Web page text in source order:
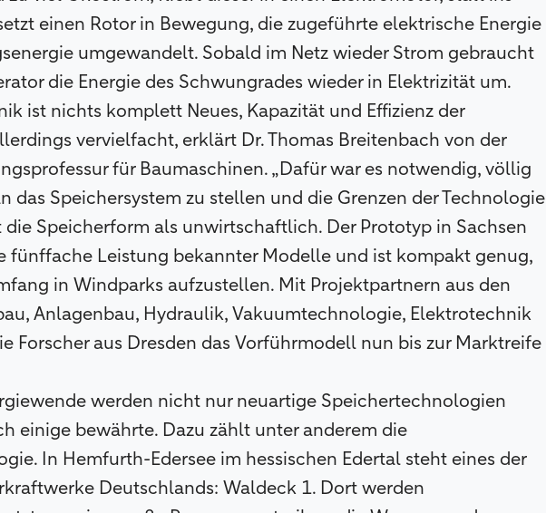
einen Rotor in Bewegung, die zugeführte elektrische Energie
umgewandelt. Sobald im Netz wieder Strom gebraucht
die Energie des Schwungrades wieder in Elektrizität um.
ist nichts komplett Neues, Kapazität und Effizienz der
vervielfacht, erklärt Dr. Thomas Breitenbach von der
für Baumaschinen. „Dafür war es notwendig, völlig
das Speichersystem zu stellen und die Grenzen der Technologie
die Speicherform als unwirtschaftlich. Der Prototyp in Sachsen
fünffache Leistung bekannter Modelle und ist kompakt genug,
in Windparks aufzustellen. Mit Projektpartnern aus den
Anlagenbau, Hydraulik, Vakuumtechnologie, Elektrotechnik
Forscher aus Dresden das Vorführmodell nun bis zur Marktreife
werden nicht nur neuartige Speichertechnologien
einige bewährte. Dazu zählt unter anderem die
In Hemfurth-Edersee im hessischen Edertal steht eines der
Deutschlands: Waldeck 1. Dort werden